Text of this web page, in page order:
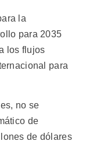
la
para 2035
los flujos
para
no se
de
de dólares